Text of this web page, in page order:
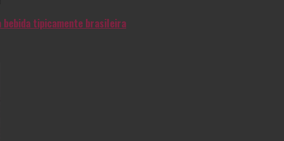
bebida tipicamente brasileira